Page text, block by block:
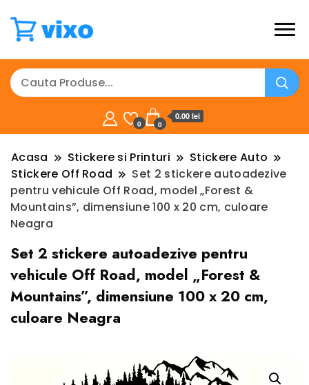
0 0
0.00 lei
Acasa Stickere si Printuri
Stickere Auto
Stickere Off Road
Set 2 stickere autoadezive
pentru vehicule Off Road, model „Forest &
Mountains”, dimensiune 100 x 20 cm, culoare
Neagra
Set 2 stickere autoadezive pentru
vehicule Off Road, model „Forest &
Mountains”, dimensiune 100 x 20 cm,
culoare Neagra